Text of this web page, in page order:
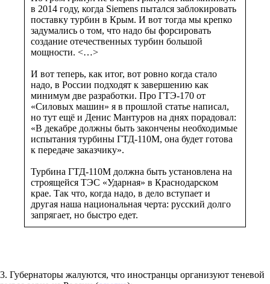
в 2014 году, когда Siemens пытался заблокировать
поставку турбин в Крым. И вот тогда мы крепко
задумались о том, что надо бы форсировать
создание отечественных турбин большой
мощности. <…>
И вот теперь, как итог, вот ровно когда стало
надо, в России подходят к завершению как
минимум две разработки. Про ГТЭ-170 от
«Силовых машин» я в прошлой статье написал,
но тут ещё и Денис Мантуров на днях порадовал:
«В декабре должны быть закончены необходимые
испытания турбины ГТД-110М, она будет готова
к передаче заказчику».
Турбина ГТД-110М должна быть установлена на
строящейся ТЭС «Ударная» в Краснодарском
крае. Так что, когда надо, в дело вступает и
другая наша национальная черта: русский долго
запрягает, но быстро едет.
3. Губернаторы жалуются, что иностранцы организуют теневой